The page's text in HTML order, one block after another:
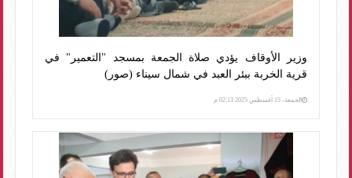
وزير الأوقاف يؤدي صلاة الجمعة بمسجد "التعمير" في
قرية الخربة ببئر العبد في شمال سيناء (صور)
الجمعة، 15 أغسطس 2025 02:13 م